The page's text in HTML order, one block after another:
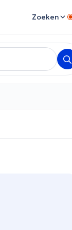
Zoeken